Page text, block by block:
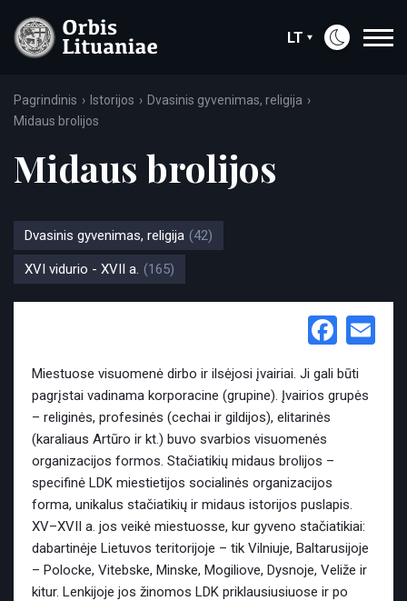
LT
Pagrindinis Istorijos
Dvasinis gyvenimas, religija
Midaus brolijos
Midaus brolijos
Dvasinis gyvenimas, religija (42)
XVI vidurio - XVII a. (165)
Miestuose visuomenė dirbo ir ilsėjosi įvairiai. Ji gali būti
pagrįstai vadinama korporacine (grupine). Įvairios grupės
– religinės, profesinės (cechai ir gildijos), elitarinės
(karaliaus Artūro ir kt.) buvo svarbios visuomenės
organizacijos formos. Stačiatikių midaus brolijos –
specifinė LDK miestietijos socialinės organizacijos
forma, unikalus stačiatikių ir midaus istorijos puslapis.
XV–XVII a. jos veikė miestuosse, kur gyveno stačiatikiai:
dabartinėje Lietuvos teritorijoje – tik Vilniuje, Baltarusijoje
– Polocke, Vitebske, Minske, Mogiliove, Dysnoje, Veliže ir
kitur. Lenkijoje jos žinomos LDK priklausiusiuose ir po